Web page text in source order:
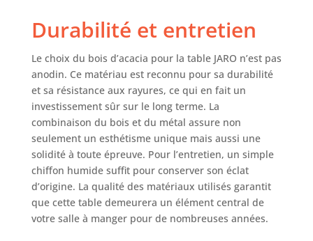
adaptée aux
Matériel de
montage inclus.
Dimensions (l x H x
P) : 200 x 76,5 x 100
cm. STELLA
TRADING - Le
mobilier est notre
passion. Nous
sommes
synonymes de la
meilleure qualité
et c'est la raison
Durabilité et entretien
Le choix du bois d’acacia pour la table JARO n’est pas
anodin. Ce matériau est reconnu pour sa durabilité
et sa résistance aux rayures, ce qui en fait un
investissement sûr sur le long terme. La
combinaison du bois et du métal assure non
seulement un esthétisme unique mais aussi une
solidité à toute épreuve. Pour l’entretien, un simple
chiffon humide suffit pour conserver son éclat
d’origine. La qualité des matériaux utilisés garantit
que cette table demeurera un élément central de
votre salle à manger pour de nombreuses années.